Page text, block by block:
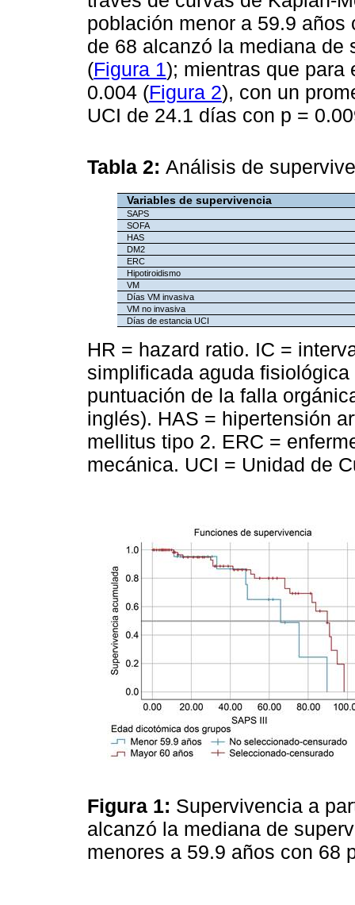
población menor a 59.9
de 68 alcanzó la mediana de
(Figura 1); mientras que para
0.004 (Figura 2), con un
UCI de 24.1 días con p =
Tabla 2: Análisis de
Variables de supervivencia
SAPS
SOFA
HAS
DM2
ERC
Hipotiroidismo
VM
Días VM invasiva
VM no invasiva
Días de estancia UCI
HR = hazard ratio. IC =
simplificada aguda
puntuación de la falla
inglés). HAS = hipertensión
mellitus tipo 2. ERC =
mecánica. UCI = Unidad de
Figura 1: Supervivencia a
alcanzó la mediana de
menores a 59.9 años con 68